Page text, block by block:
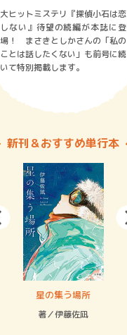
大ヒットミステリ『探偵小石は恋
しない』待望の続編が本誌に登
場！ まさきとしかさんの「私の
ことは話したくない」も前号に続
いて特別掲載します。
新刊＆おすすめ単行本
星の集う場所
著／伊藤佐凪